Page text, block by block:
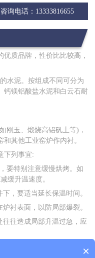
咨询电话：13333816655
质品牌，性价比比较高，
的水泥。按组成不同可分为
钙镁铝酸盐水泥和白云石耐
刚玉、煅烧高铝矾土等)，
其他工业窑炉作内衬。
下列事宜:
要特别注意缓慢烘烤。如
缓升温速度。
，要适当延长保温时间。
衬表面，以防局部爆裂。
往造成局部升温过急，应
×